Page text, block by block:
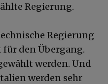
Regierung.
Regierung
den Übergang.
werden. Und
werden sehr